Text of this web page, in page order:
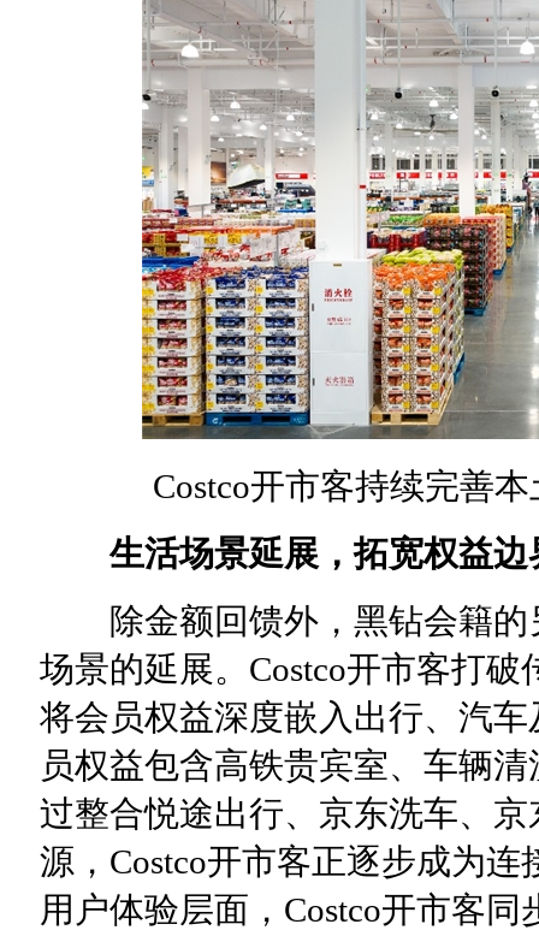
Costco开市客持续完善本
生活场景延展，拓宽权益边
除金额回馈外，黑钻会籍的
场景的延展。Costco开市客打
将会员权益深度嵌入出行、汽
员权益包含高铁贵宾室、车辆
过整合悦途出行、京东洗车、
源，Costco开市客正逐步成为
用户体验层面，Costco开市客